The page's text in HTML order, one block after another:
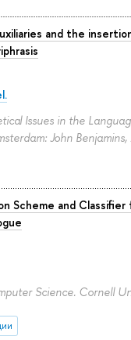
and the
Issues in the
John
Scheme and Classifier
Science. Cornell